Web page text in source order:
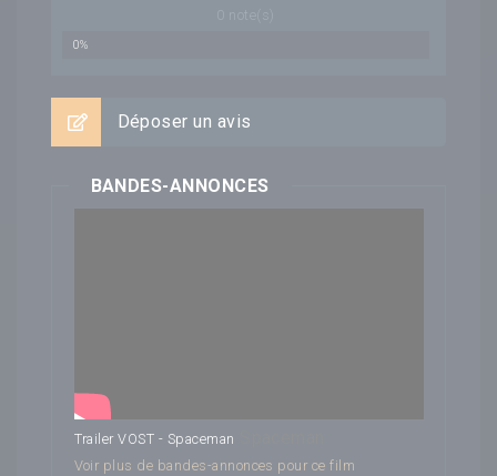
note(s)
0%
Déposer un avis
BANDES-ANNONCES
Trailer VOST - Spaceman
Voir plus de bandes-annonces pour ce film